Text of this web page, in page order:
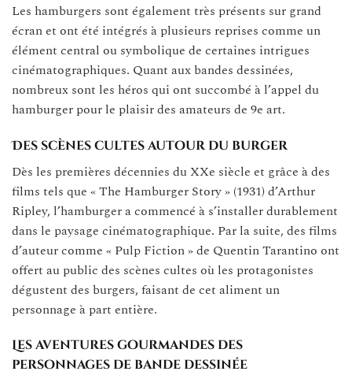
Les hamburgers sont également très présents sur grand
écran et ont été intégrés à plusieurs reprises comme un
élément central ou symbolique de certaines intrigues
cinématographiques. Quant aux bandes dessinées,
nombreux sont les héros qui ont succombé à l’appel du
hamburger pour le plaisir des amateurs de 9e art.
Des scènes cultes autour du burger
Dès les premières décennies du XXe siècle et grâce à des
films tels que « The Hamburger Story » (1931) d’Arthur
Ripley, l’hamburger a commencé à s’installer durablement
dans le paysage cinématographique. Par la suite, des films
d’auteur comme « Pulp Fiction » de Quentin Tarantino ont
offert au public des scènes cultes où les protagonistes
dégustent des burgers, faisant de cet aliment un
personnage à part entière.
Les aventures gourmandes des
personnages de bande dessinée